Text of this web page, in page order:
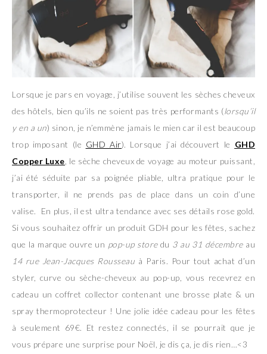
Lorsque je pars en voyage, j’utilise souvent les sèches cheveux
des hôtels, bien qu’ils ne soient pas très performants (lorsqu’il
y en a un) sinon, je n’emmène jamais le mien car il est beaucoup
trop imposant (le GHD Air). Lorsque j’ai découvert le GHD
Copper Luxe , le sèche cheveux de voyage au moteur puissant,
j’ai été séduite par sa poignée pliable, ultra pratique pour le
transporter, il ne prends pas de place dans un coin d’une
valise. En plus, il est ultra tendance avec ses détails rose gold.
Si vous souhaitez offrir un produit GDH pour les fêtes, sachez
que la marque ouvre un pop-up store du 3 au 31 décembreau
14 rue Jean-Jacques Rousseau à Paris. Pour tout achat d’un
styler, curve ou sèche-cheveux au pop-up, vous recevrez en
cadeau un coffret collector contenant une brosse plate & un
spray thermoprotecteur ! Une jolie idée cadeau pour les fêtes
à seulement 69€. Et restez connectés, il se pourrait que je
vous prépare une surprise pour Noël, je dis ça, je dis rien…<3